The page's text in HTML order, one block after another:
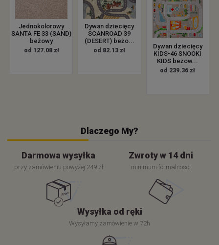
Jednokolorowy
SANTA FE 33 (SAND)
beżowy
od 127.08 zł
Dywan dziecięcy
SCANROAD 39
(DESERT) beżo...
od 82.13 zł
Dywan dziecięcy
KIDS-46 SNOOKI
KIDS beżow...
od 239.36 zł
Dlaczego My?
Darmowa wysyłka
przy zamówieniu powyżej 249 zł
Zwroty w 14 dni
minimum formalności
Wysyłka od ręki
Wysyłamy zamówienie w 72h